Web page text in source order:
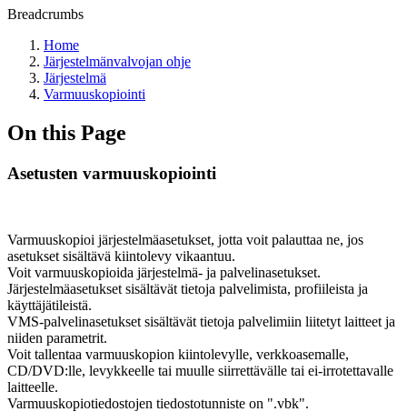
Breadcrumbs
Home
Järjestelmänvalvojan ohje
Järjestelmä
Varmuuskopiointi
On this Page
Asetusten varmuuskopiointi
Varmuuskopioi järjestelmäasetukset, jotta voit palauttaa ne, jos
asetukset sisältävä kiintolevy vikaantuu.
Voit varmuuskopioida järjestelmä- ja palvelinasetukset.
Järjestelmäasetukset sisältävät tietoja palvelimista, profiileista ja
käyttäjätileistä.
VMS-palvelinasetukset sisältävät tietoja palvelimiin liitetyt laitteet ja
niiden parametrit.
Voit tallentaa varmuuskopion kiintolevylle, verkkoasemalle,
CD/DVD:lle, levykkeelle tai muulle siirrettävälle tai ei-irrotettavalle
laitteelle.
Varmuuskopiotiedostojen tiedostotunniste on ".vbk".